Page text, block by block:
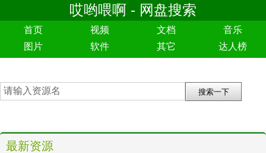
哎哟喂啊 - 网盘搜索
首页 视频 文档
音乐
图片
软件 其它 达人榜
最新资源